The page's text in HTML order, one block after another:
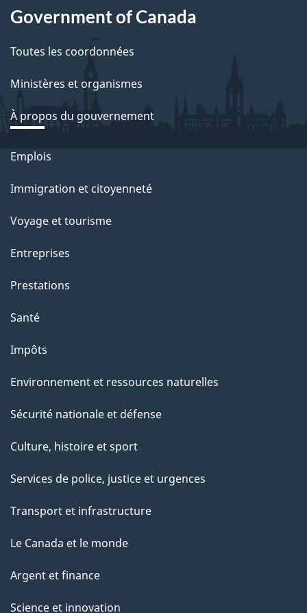
a
t
n
u
r
e
t
e
p
g
e
Government of Canada
Toutes les coordonnées
Ministères et organismes
À propos du gouvernement
Themes
topics
Emplois
Immigration et citoyenneté
Voyage et tourisme
Entreprises
Prestations
Santé
Impôts
Environnement et ressources naturelles
Sécurité nationale et défense
Culture, histoire et sport
Services de police, justice et urgences
Transport et infrastructure
Le Canada et le monde
Argent et finance
Science et innovation